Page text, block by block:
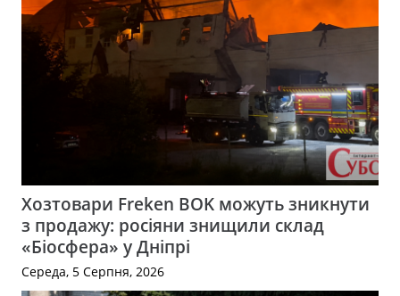
Хозтовари Freken BOK можуть зникнути
з продажу: росіяни знищили склад
«Біосфера» у Дніпрі
Середа, 5 Серпня, 2026